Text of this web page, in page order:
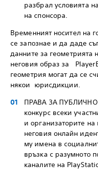
разбрал условията
на спонсора.
Временният носител на
се запознае и да даде
данните за геометрията
неговия образ за
геометрия могат да се
някои юрисдикции.
ПРАВА ЗА
конкурс всеки
и организаторите
неговия онлайн
му имена в
връзка с разумното
каналите на